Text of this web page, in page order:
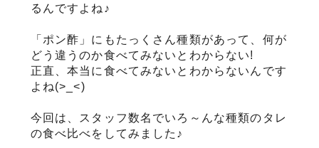
タレ類 村沢牛 京丹波平井牛
サステナブル・和牛
千代幻豚 贈り物・ギフト
るんですよね♪
「ポン酢」にもたっくさん種類があって、何が
どう違うのか食べてみないとわからない!
正直、本当に食べてみないとわからないんです
よね(>_<)
今回は、スタッフ数名でいろ～んな種類のタレ
の食べ比べをしてみました♪